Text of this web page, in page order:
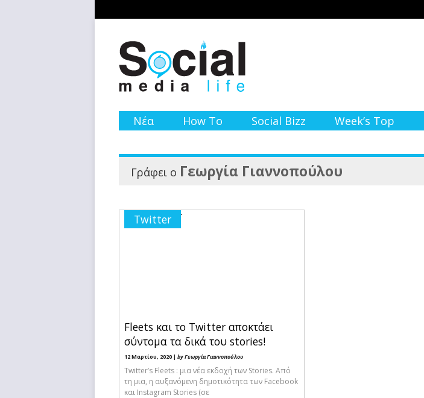
Νέα How To Social Bizz Week’s Top
Γράφει ο Γεωργία Γιαννοπούλου
Twitter
Fleets και το Twitter αποκτάει
σύντομα τα δικά του stories!
12 Μαρτίου, 2020 | by Γεωργία Γιαννοπούλου
Twitter’s Fleets : μια νέα εκδοχή των Stories. Από
τη μια, η αυξανόμενη δημοτικότητα των Facebook
και Instagram Stories (σε